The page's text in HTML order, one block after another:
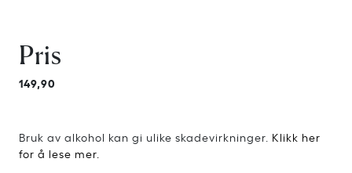
Pris
149,90
Bruk av alkohol kan gi ulike skadevirkninger. Klikk her
for å lese mer.